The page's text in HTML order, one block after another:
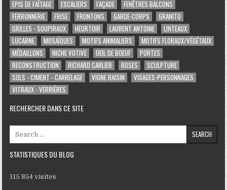
EPIS DE FAÎTAGE
ESCALIERS FAÇADE
FENÊTRES BALCONS
FERRONNERIE
FRISE FRONTONS GARDE-CORPS
GRANITO
GRILLES - SOUPIRAUX
HEURTOIR LAURENT ANTOINE
LINTEAUX
LUCARNE
MOSAÏQUES MOTIFS ANIMALIERS
MOTIFS FLORAUX/VÉGÉTAUX
MÉDAILLONS
NICHE VOTIVE OEIL DE BOEUF
PORTES
RECONSTRUCTION
RICHARD CARLIER ROSES
SCULPTURE
SOLS - CIMENT - CARRELAGE
VIGNE RAISIN
VISAGES-PERSONNAGES
VITRAUX - VERRIÈRES
RECHERCHER DANS CE SITE
Search for:
STATISTIQUES DU BLOG
115 854 visites